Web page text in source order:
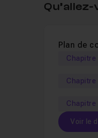
Création
Intégration
Création
Plan de
Chapitre
Chapitre
Chapitre
Voir le